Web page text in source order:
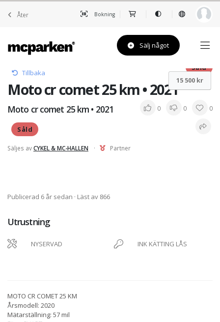
Åter Bokning
Sälj något
Tillbaka
Moto cr comet 25 km • 2021
Såld
Moto cr comet 25 km • 2021
Såld
0 0 0
Säljes avCYKEL & MC-HALLEN · Partner
15 500 kr
Publicerad 6 år sedan · Läst av 866
Utrustning
NYSERVAD INK KÄTTING LÅS
MOTO CR COMET 25 KM
Årsmodell: 2020
Mätarställning: 57 mil